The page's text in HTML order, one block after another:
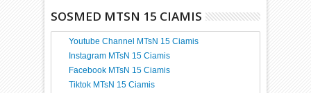
SOSMED MTSN 15 CIAMIS
Youtube Channel MTsN 15 Ciamis
Instagram MTsN 15 Ciamis
Facebook MTsN 15 Ciamis
Tiktok MTsN 15 Ciamis